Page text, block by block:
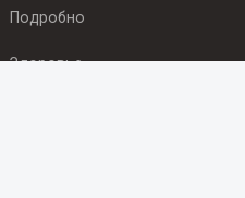
Подробно
Здоровье